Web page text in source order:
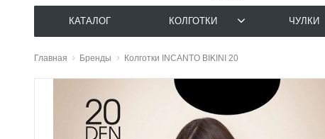
КАТАЛОГ КОЛГОТКИ ЧУЛКИ
Главная Бренды Колготки INCANTO BIKINI 20